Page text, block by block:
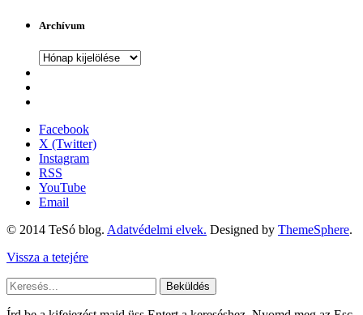
Archívum
Archívum
Facebook
X (Twitter)
Instagram
RSS
YouTube
Email
© 2014 TeSó blog. Adatvédelmi elvek. Designed by ThemeSphere.
Vissza a tetejére
Beküldés